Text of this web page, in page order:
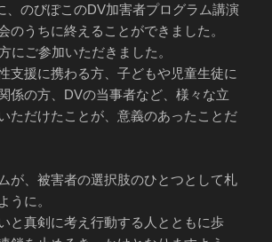
、のびぽこのDV加害者プログラム講演
のうちに終えることができました。
にご参加いただきました。
支援に携わる方、子どもや児童生徒に
係の方、DVの当事者など、様々な立
ただけたことが、意義のあったことだ
が、被害者の選択肢のひとつとして札
うに。
と真剣に考え行動する人とともに歩